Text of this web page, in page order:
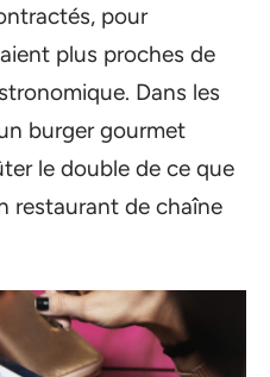
pour
plus proches de
Dans les
burger gourmet
le double de ce que
restaurant de chaîne